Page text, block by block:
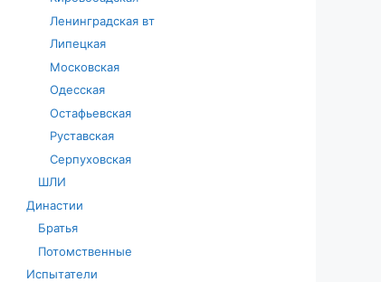
Ленинградская вт
Липецкая
Московская
Одесская
Остафьевская
Руставская
Серпуховская
ШЛИ
Династии
Братья
Потомственные
Испытатели